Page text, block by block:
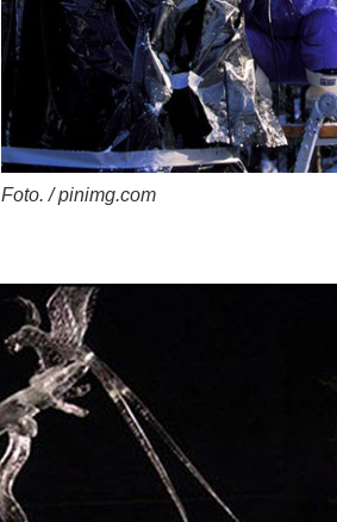
Foto. / pinimg.com